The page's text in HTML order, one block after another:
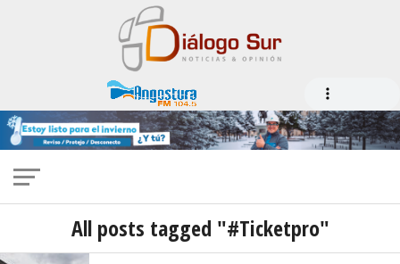
All posts tagged "#Ticketpro"